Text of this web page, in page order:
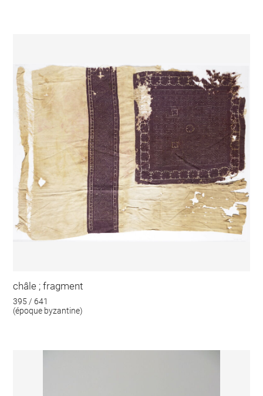
châle ; fragment
395 / 641
(époque byzantine)